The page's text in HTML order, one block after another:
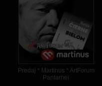
Predaj * Martinus * ArtForum
Pantarhei